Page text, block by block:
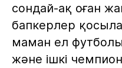
сондай-ақ оған
бапкерлер
маман ел
және ішкі